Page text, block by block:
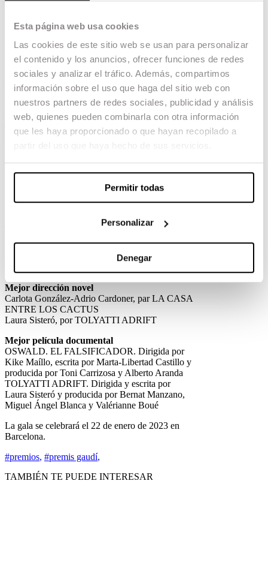
Esta página web usa cookies
Las cookies de este sitio web se usan para personalizar
el contenido y los anuncios, ofrecer funciones de redes
sociales y analizar el tráfico. Además, compartimos
información sobre el uso que haga del sitio web con
nuestros partners de redes sociales, publicidad y análisis
web, quienes pueden combinarla con otra información
que les haya proporcionado o que hayan recopilado a
Permitir todas
Personalizar
Denegar
Mejor montaje
Albert Serra, Artur Tort y Ariadna Ribas
(ALUMNI), por PACIFICTION
Ana Pfaff (AMMAC), por ALCARRÀS
Ariadna Ribas, por SURO
Mejor dirección artística
Laia Colet, per UN AÑO, UNA NOCHE
Sylvia Steinbrecht, per LOS RENGLONES
TORCIDOS DE DIOS
SIS NITS D’AGOST. Dirigida por Ventura
Durall, escrita por Jordi Lara y Ventura Durall y
producida por Ventura Durall y Paco Poch
Mejor cortometraje
Júlia de Paz y Núria Dunjó y producido por
SOLO. Dirigido por Alberto Gross, escrito por
Alberto Gross y Laura Egidos y producido
Mejor dirección novel
Carlota González-Adrio Cardoner, par LA CASA
ENTRE LOS CACTUS
Laura Sisteró, por TOLYATTI ADRIFT
Mejor película documental
OSWALD. EL FALSIFICADOR. Dirigida por
Kike Maíllo, escrita por Marta-Libertad Castillo y
producida por Toni Carrizosa y Alberto Aranda
TOLYATTI ADRIFT. Dirigida y escrita por
Laura Sisteró y producida por Bernat Manzano,
Miguel Ángel Blanca y Valérianne Boué
La gala se celebrará el 22 de enero de 2023 en
Barcelona.
#premios, #premis gaudí,
TAMBIÉN TE PUEDE INTERESAR